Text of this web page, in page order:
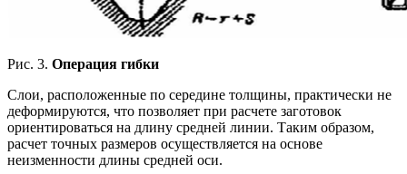
Рис. 3. Операция гибки
Слои, расположенные по середине толщины, практически не
деформируются, что позволяет при расчете заготовок
ориентироваться на длину средней линии. Таким образом,
расчет точных размеров осуществляется на основе
неизменности длины средней оси.